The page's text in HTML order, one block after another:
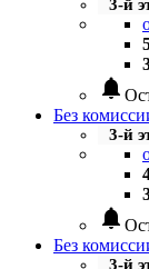
3-й
notifications
Без
3-й
notifications
Без
3-й